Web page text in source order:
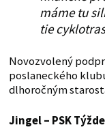
máme tu
tie
Novozvolený
poslaneckého
dlhoročným
Jingel – PSK